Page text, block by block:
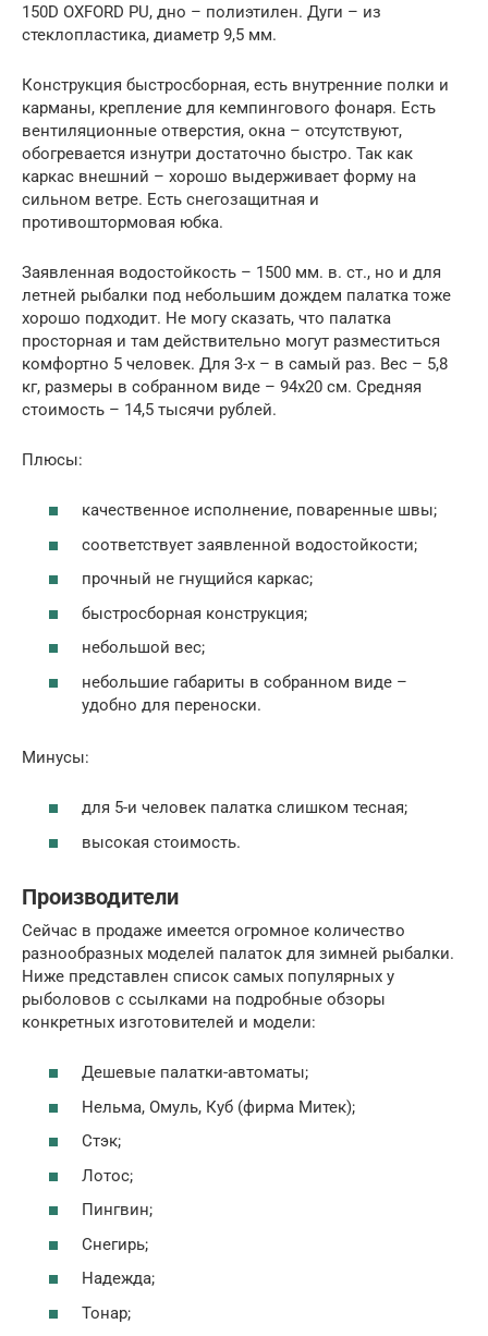
150D OXFORD PU, дно – полиэтилен. Дуги – из
стеклопластика, диаметр 9,5 мм.
Конструкция быстросборная, есть внутренние полки и
карманы, крепление для кемпингового фонаря. Есть
вентиляционные отверстия, окна – отсутствуют,
обогревается изнутри достаточно быстро. Так как
каркас внешний – хорошо выдерживает форму на
сильном ветре. Есть снегозащитная и
противоштормовая юбка.
Заявленная водостойкость – 1500 мм. в. ст., но и для
летней рыбалки под небольшим дождем палатка тоже
хорошо подходит. Не могу сказать, что палатка
просторная и там действительно могут разместиться
комфортно 5 человек. Для 3-х – в самый раз. Вес – 5,8
кг, размеры в собранном виде – 94х20 см. Средняя
стоимость – 14,5 тысячи рублей.
Плюсы:
качественное исполнение, поваренные швы;
соответствует заявленной водостойкости;
прочный не гнущийся каркас;
быстросборная конструкция;
небольшой вес;
небольшие габариты в собранном виде –
удобно для переноски.
Минусы:
для 5-и человек палатка слишком тесная;
высокая стоимость.
Производители
Сейчас в продаже имеется огромное количество
разнообразных моделей палаток для зимней рыбалки.
Ниже представлен список самых популярных у
рыболовов с ссылками на подробные обзоры
конкретных изготовителей и модели:
Дешевые палатки-автоматы;
Нельма, Омуль, Куб (фирма Митек);
Стэк;
Лотос;
Пингвин;
Снегирь;
Надежда;
Тонар;